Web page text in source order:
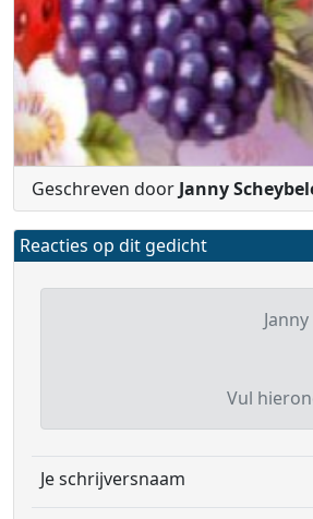
Geschreven door Janny
Reacties op dit gedicht
Vul
Je schrijversnaam